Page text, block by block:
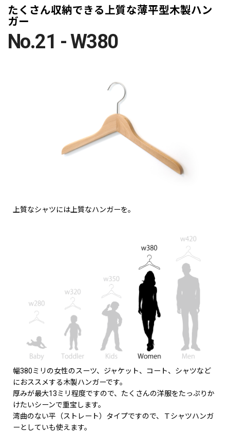
たくさん収納できる上質な薄平型木製ハン
ガー
No.21 - W380
上質なシャツには上質なハンガーを。
幅380ミリの女性のスーツ、ジャケット、コート、シャツなど
におススメする木製ハンガーです。
厚みが最大13ミリ程度ですので、たくさんの洋服をたっぷりか
けたいシーンで重宝します。
湾曲のない平（ストレート）タイプですので、Ｔシャツハンガ
ーとしていも使えます。